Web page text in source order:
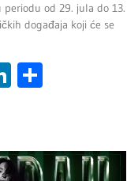
periodu od 29. jula do 13.
događaja koji će se
LinkedIn